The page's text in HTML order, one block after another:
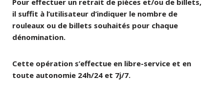
Pour effectuer un retrait de pièces et/ou de billets,
il suffit à l’utilisateur d’indiquer le nombre de
rouleaux ou de billets souhaités pour chaque
dénomination.
Cette opération s’effectue en libre-service et en
toute autonomie 24h/24 et 7j/7.